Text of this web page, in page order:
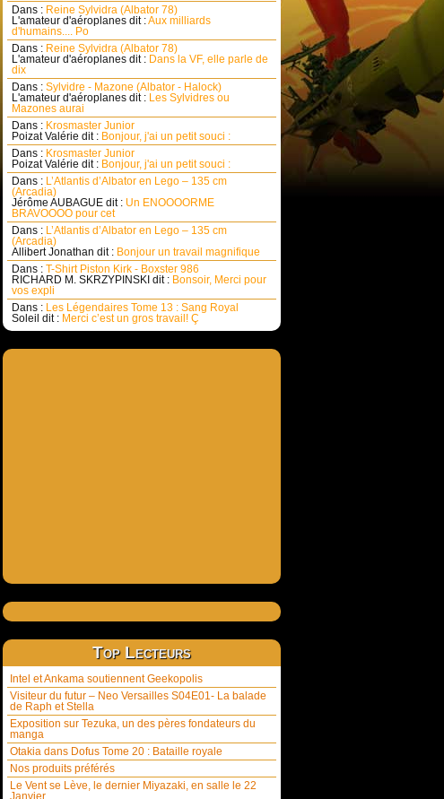
Dans : Reine Sylvidra (Albator 78)
L'amateur d'aéroplanes dit :Aux milliards
d'humains.... Po
Dans : Reine Sylvidra (Albator 78)
L'amateur d'aéroplanes dit : Dans la VF, elle parle de
dix
Dans : Sylvidre - Mazone (Albator - Halock)
L'amateur d'aéroplanes dit : Les Sylvidres ou
Mazones aurai
Dans : Krosmaster Junior
Poizat Valérie dit : Bonjour, j'ai un petit souci :
Dans : Krosmaster Junior
Poizat Valérie dit : Bonjour, j'ai un petit souci :
Dans : L’Atlantis d’Albator en Lego – 135 cm
(Arcadia)
Jérôme AUBAGUE dit : Un ENOOOORME
BRAVOOOO pour cet
Dans : L’Atlantis d’Albator en Lego – 135 cm
(Arcadia)
Allibert Jonathan dit : Bonjour un travail magnifique
Dans : T-Shirt Piston Kirk - Boxster 986
RICHARD M. SKRZYPINSKI dit : Bonsoir, Merci pour
vos expli
Dans : Les Légendaires Tome 13 : Sang Royal
Soleil dit : Merci c’est un gros travail! Ç
Top Lecteurs
Intel et Ankama soutiennent Geekopolis
Visiteur du futur – Neo Versailles S04E01- La balade
de Raph et Stella
Exposition sur Tezuka, un des pères fondateurs du
manga
Otakia dans Dofus Tome 20 : Bataille royale
Nos produits préférés
Le Vent se Lève, le dernier Miyazaki, en salle le 22
Janvier